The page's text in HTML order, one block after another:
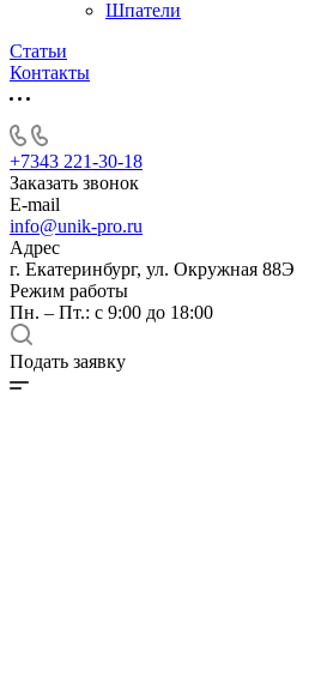
Шпатели
Статьи
Контакты
+7343 221-30-18
Заказать звонок
E-mail
info@unik-pro.ru
Адрес
г. Екатеринбург, ул. Окружная 88Э
Режим работы
Пн. – Пт.: с 9:00 до 18:00
Подать заявку